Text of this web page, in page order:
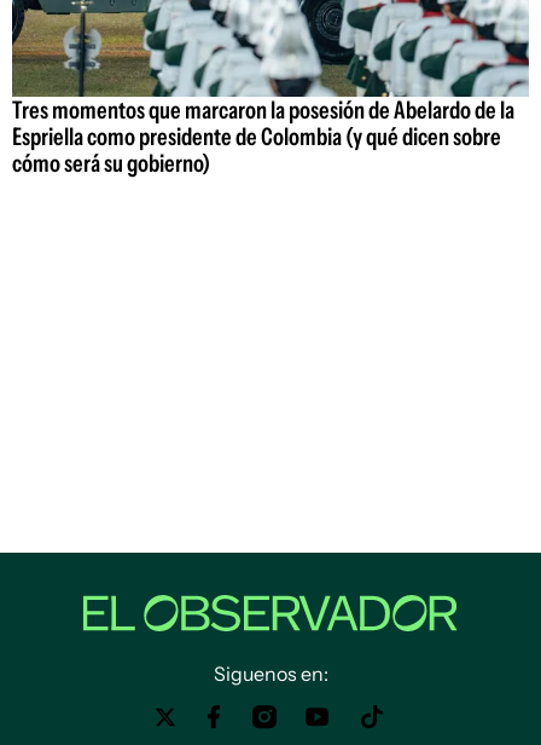
Tres momentos que marcaron la posesión de Abelardo de la
Espriella como presidente de Colombia (y qué dicen sobre
cómo será su gobierno)
Siguenos en: